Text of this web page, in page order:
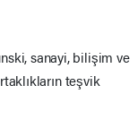
sanayi, bilişim ve
teşvik